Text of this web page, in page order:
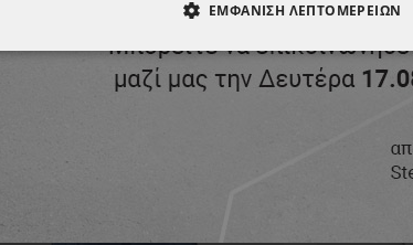
ΠΡΟΪΌΝ, ΑΓΌΡΑΣΑΝ
ΕΜΦΆΝΙΣΗ ΛΕΠΤΟΜΕΡΕΙΏΝ
ΑΠΑΡΑΊΤΗΤΑ ΑΠΌΔΟΣΗΣ ΣΤΌΧΕΥΣΗΣ